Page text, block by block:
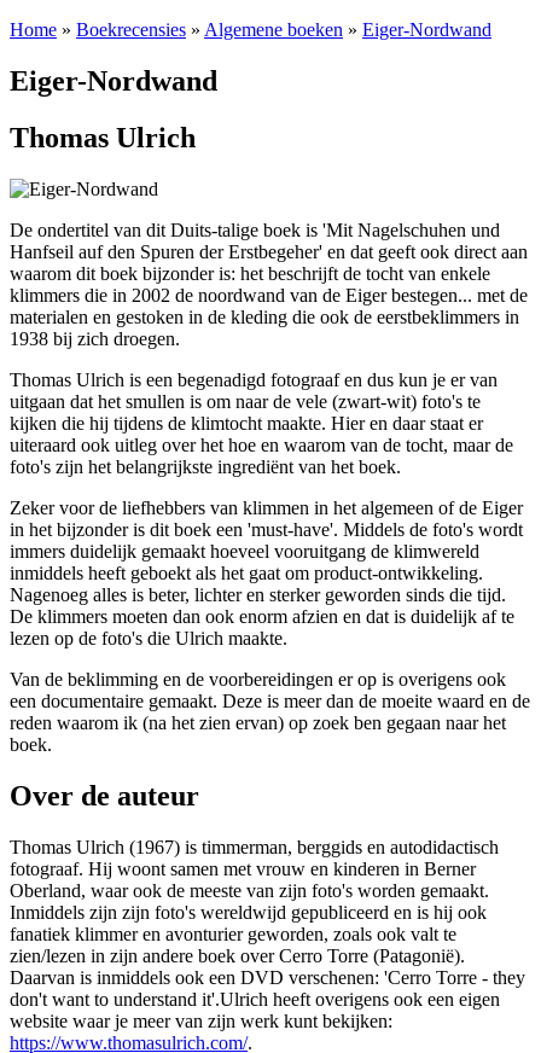
Home » Boekrecensies » Algemene boeken » Eiger-Nordwand
Eiger-Nordwand
Thomas Ulrich
De ondertitel van dit Duits-talige boek is 'Mit Nagelschuhen und
Hanfseil auf den Spuren der Erstbegeher' en dat geeft ook direct aan
waarom dit boek bijzonder is: het beschrijft de tocht van enkele
klimmers die in 2002 de noordwand van de Eiger bestegen... met de
materialen en gestoken in de kleding die ook de eerstbeklimmers in
1938 bij zich droegen.
Thomas Ulrich is een begenadigd fotograaf en dus kun je er van
uitgaan dat het smullen is om naar de vele (zwart-wit) foto's te
kijken die hij tijdens de klimtocht maakte. Hier en daar staat er
uiteraard ook uitleg over het hoe en waarom van de tocht, maar de
foto's zijn het belangrijkste ingrediënt van het boek.
Zeker voor de liefhebbers van klimmen in het algemeen of de Eiger
in het bijzonder is dit boek een 'must-have'. Middels de foto's wordt
immers duidelijk gemaakt hoeveel vooruitgang de klimwereld
inmiddels heeft geboekt als het gaat om product-ontwikkeling.
Nagenoeg alles is beter, lichter en sterker geworden sinds die tijd.
De klimmers moeten dan ook enorm afzien en dat is duidelijk af te
lezen op de foto's die Ulrich maakte.
Van de beklimming en de voorbereidingen er op is overigens ook
een documentaire gemaakt. Deze is meer dan de moeite waard en de
reden waarom ik (na het zien ervan) op zoek ben gegaan naar het
boek.
Over de auteur
Thomas Ulrich (1967) is timmerman, berggids en autodidactisch
fotograaf. Hij woont samen met vrouw en kinderen in Berner
Oberland, waar ook de meeste van zijn foto's worden gemaakt.
Inmiddels zijn zijn foto's wereldwijd gepubliceerd en is hij ook
fanatiek klimmer en avonturier geworden, zoals ook valt te
zien/lezen in zijn andere boek over Cerro Torre (Patagonië).
Daarvan is inmiddels ook een DVD verschenen: 'Cerro Torre - they
don't want to understand it'.Ulrich heeft overigens ook een eigen
website waar je meer van zijn werk kunt bekijken:
https://www.thomasulrich.com/.